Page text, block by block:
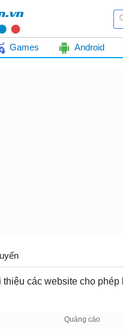
Games Android
các website cho